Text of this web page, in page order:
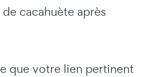
cacahuète après
que votre lien pertinent